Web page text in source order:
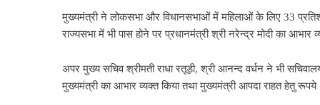
मुख्यमंत्री ने लोकसभा और विधानसभाओं में महिलाओं के लिए 33
राज्यसभा में भी पास होने पर प्रधानमंत्री श्री नरेन्द्र मोदी का आभार
अपर मुख्य सचिव श्रीमती राधा रतूड़ी, श्री आनन्द वर्धन ने भी
मुख्यमंत्री का आभार व्यक्त किया तथा मुख्यमंत्री आपदा राहत हेतु